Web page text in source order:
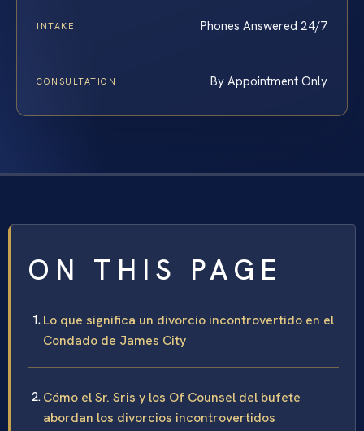
INTAKE Phones Answered 24/7
CONSULTATION By Appointment Only
ON THIS PAGE
Lo que significa un divorcio incontrovertido en el
Condado de James City
Cómo el Sr. Sris y los Of Counsel del bufete
abordan los divorcios incontrovertidos